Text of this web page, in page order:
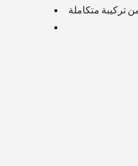
تركيبة متكاملة